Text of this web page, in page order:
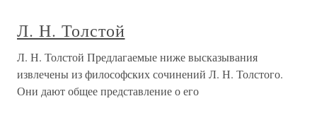
Л. Н. Толстой
Л. Н. Толстой Предлагаемые ниже высказывания
извлечены из философских сочинений Л. Н. Толстого.
Они дают общее представление о его